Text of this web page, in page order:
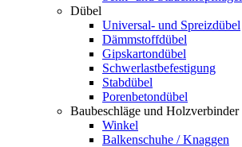
Dübel
Universal- und Spreizdübel
Dämmstoffdübel
Gipskartondübel
Schwerlastbefestigung
Stabdübel
Porenbetondübel
Baubeschläge und Holzverbinder
Winkel
Balkenschuhe / Knaggen